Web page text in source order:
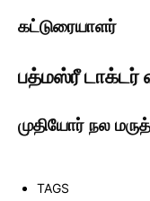
கட்டுரையாளர்
பத்மஸ்ரீ டாக்டர்
முதியோர் நல
TAGS